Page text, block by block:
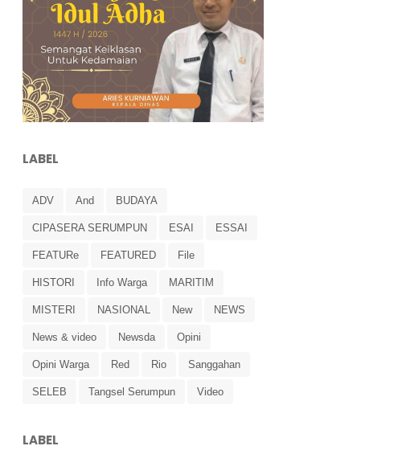
LABEL
ADV And BUDAYA
CIPASERA SERUMPUN ESAI ESSAI
FEATURe FEATURED File
HISTORI Info Warga MARITIM
MISTERI NASIONAL New NEWS
News & video Newsda Opini
Opini Warga Red Rio Sanggahan
SELEB Tangsel Serumpun Video
LABEL